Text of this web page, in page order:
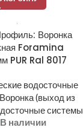
Воронка
Foramina
PUR Ral 8017
водосточные
Воронка (выход из
системы
В наличии